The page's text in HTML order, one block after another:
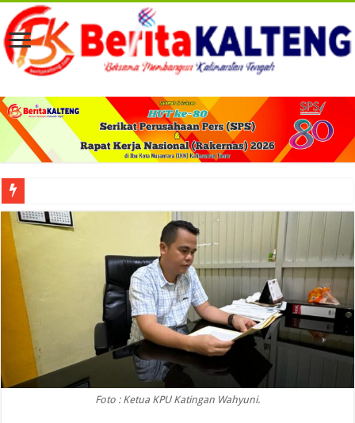
Viral! Selama Dua Bulan Lebih Siltap Serta Tunjangan Pemdes dan BPD di
Foto : Ketua KPU Katingan Wahyuni.